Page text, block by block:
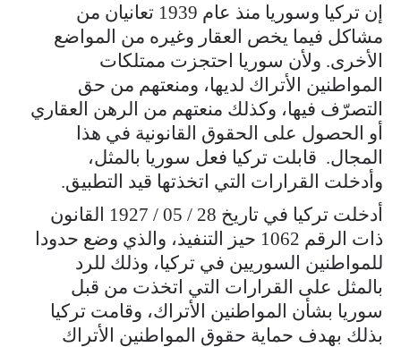
إن تركيا وسوريا منذ عام 1939 تعانيان من
مشاكل فيما يخص العقار وغيره من المواضع
الأخرى. ولأن سوريا احتجزت ممتلكات
المواطنين الأتراك لديها، ومنعتهم من حق
التصرّف فيها، وكذلك منعتهم من الرهن العقاري
أو الحصول على الحقوق القانونية في هذا
المجال. قابلت تركيا فعل سوريا بالمثل،
وأدخلت القرارات التي اتخذتها قيد التطبيق.
أدخلت تركيا في تاريخ 28 / 05 / 1927 القانون
ذات الرقم 1062 حيز التنفيذ، والذي وضع حدودا
للمواطنين السوريين في تركيا، وذلك للرد
بالمثل على القرارات التي اتخذت من قبل
سوريا بشأن المواطنين الأتراك، وقامت تركيا
بذلك بهدف حماية حقوق المواطنين الأتراك